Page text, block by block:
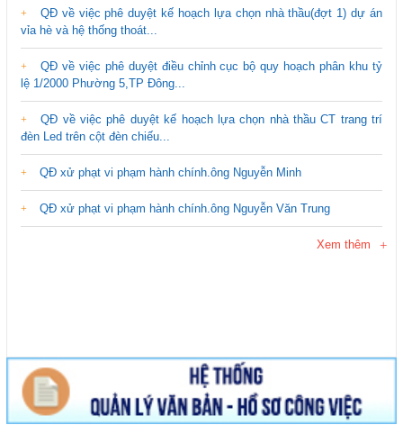
QĐ về việc phê duyệt kế hoạch lựa chọn nhà thầu(đợt 1) dự án
vỉa hè và hệ thống thoát...
QĐ về việc phê duyệt điều chỉnh cục bộ quy hoạch phân khu tỷ
lệ 1/2000 Phường 5,TP Đông...
QĐ về việc phê duyệt kế hoạch lựa chọn nhà thầu CT trang trí
đèn Led trên cột đèn chiếu...
QĐ xử phạt vi phạm hành chính.ông Nguyễn Minh
QĐ xử phạt vi phạm hành chính.ông Nguyễn Văn Trung
Xem thêm